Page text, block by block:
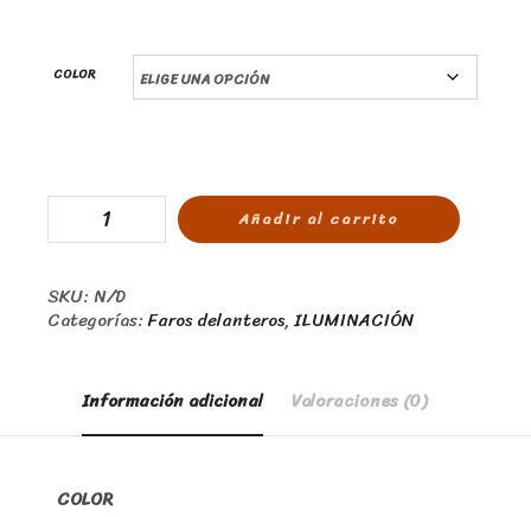
COLOR
Añadir al carrito
SKU: N/D
Categorías:Faros delanteros,ILUMINACIÓN
Información adicional Valoraciones (0)
COLOR